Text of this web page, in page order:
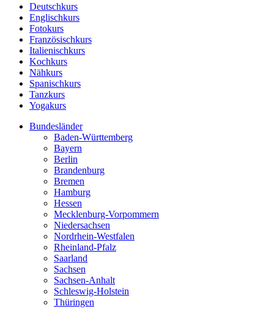
Deutschkurs
Englischkurs
Fotokurs
Französischkurs
Italienischkurs
Kochkurs
Nähkurs
Spanischkurs
Tanzkurs
Yogakurs
Bundesländer
Baden-Württemberg
Bayern
Berlin
Brandenburg
Bremen
Hamburg
Hessen
Mecklenburg-Vorpommern
Niedersachsen
Nordrhein-Westfalen
Rheinland-Pfalz
Saarland
Sachsen
Sachsen-Anhalt
Schleswig-Holstein
Thüringen